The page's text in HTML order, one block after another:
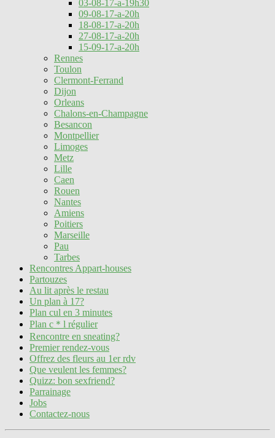
03-08-17-a-19h30
09-08-17-a-20h
18-08-17-a-20h
27-08-17-a-20h
15-09-17-a-20h
Rennes
Toulon
Clermont-Ferrand
Dijon
Orleans
Chalons-en-Champagne
Besancon
Montpellier
Limoges
Metz
Lille
Caen
Rouen
Nantes
Amiens
Poitiers
Marseille
Pau
Tarbes
Rencontres Appart-houses
Partouzes
Au lit après le restau
Un plan à 17?
Plan cul en 3 minutes
Plan c＊l régulier
Rencontre en sneating?
Premier rendez-vous
Offrez des fleurs au 1er rdv
Que veulent les femmes?
Quizz: bon sexfriend?
Parrainage
Jobs
Contactez-nous